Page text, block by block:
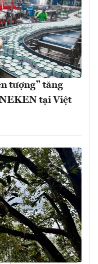
tượng” tăng
tại Việt